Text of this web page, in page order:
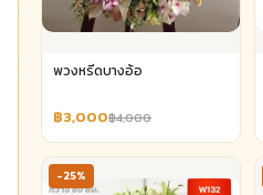
พวงหรีดบางอ้อ
฿3,000฿4,000
-25%